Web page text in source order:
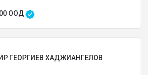
ООД
ГЕОРГИЕВ ХАДЖИАНГЕЛОВ